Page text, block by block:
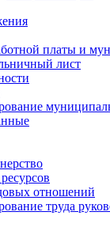
платы и
лист
отношений
труда